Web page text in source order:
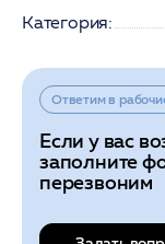
Категория:
Ответим в
Если у вас
заполните
перезвоним